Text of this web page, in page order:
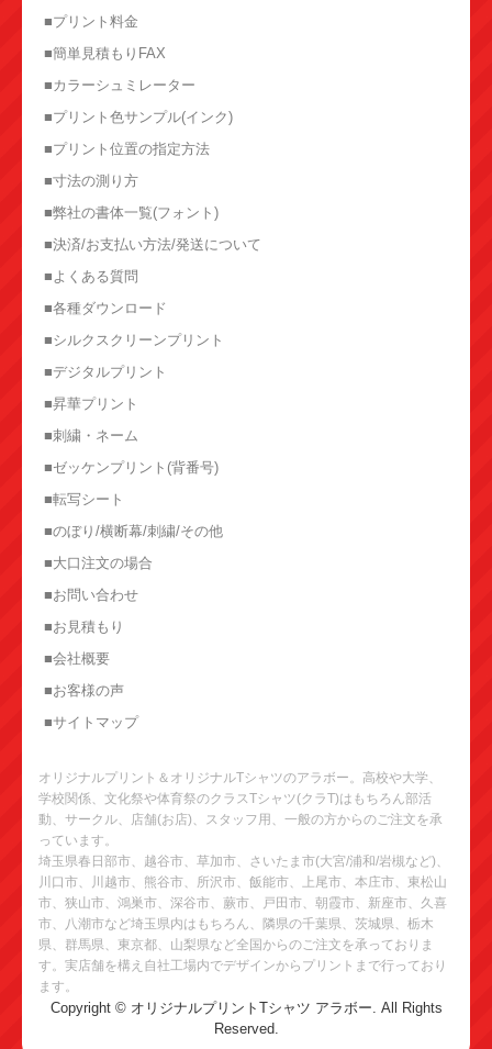
■プリント料金
■簡単見積もりFAX
■カラーシュミレーター
■プリント色サンプル(インク)
■プリント位置の指定方法
■寸法の測り方
■弊社の書体一覧(フォント)
■決済/お支払い方法/発送について
■よくある質問
■各種ダウンロード
■シルクスクリーンプリント
■デジタルプリント
■昇華プリント
■刺繍・ネーム
■ゼッケンプリント(背番号)
■転写シート
■のぼり/横断幕/刺繍/その他
■大口注文の場合
■お問い合わせ
■お見積もり
■会社概要
■お客様の声
■サイトマップ
オリジナルプリント＆オリジナルTシャツのアラボー。高校や大学、
学校関係、文化祭や体育祭のクラスTシャツ(クラT)はもちろん部活
動、サークル、店舗(お店)、スタッフ用、一般の方からのご注文を承
っています。
埼玉県春日部市、越谷市、草加市、さいたま市(大宮/浦和/岩槻など)、
川口市、川越市、熊谷市、所沢市、飯能市、上尾市、本庄市、東松山
市、狭山市、鴻巣市、深谷市、蕨市、戸田市、朝霞市、新座市、久喜
市、八潮市など埼玉県内はもちろん、隣県の千葉県、茨城県、栃木
県、群馬県、東京都、山梨県など全国からのご注文を承っておりま
す。実店舗を構え自社工場内でデザインからプリントまで行っており
ます。
Copyright © オリジナルプリントTシャツ アラボー. All Rights
Reserved.